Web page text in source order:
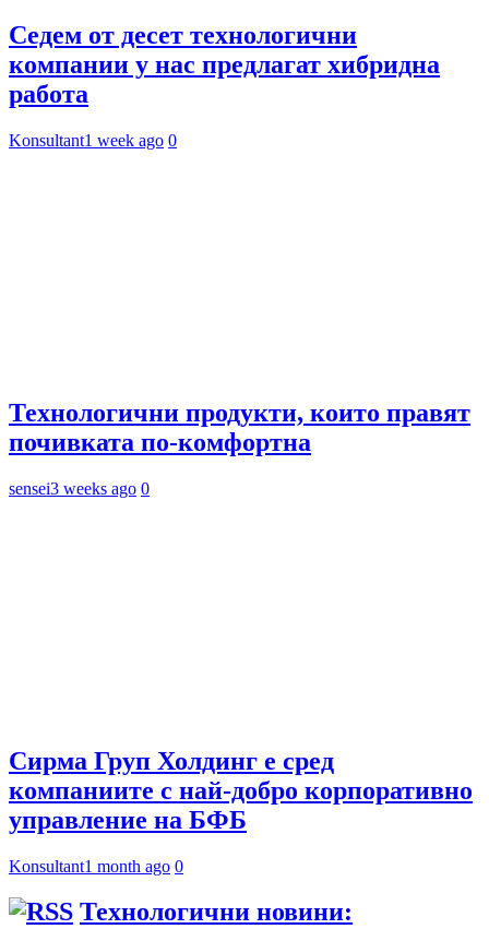
Седем от десет технологични
компании у нас предлагат хибридна
работа
Konsultant1 week ago 0
Технологични продукти, които правят
почивката по-комфортна
sensei3 weeks ago 0
Сирма Груп Холдинг е сред
компаниите с най-добро корпоративно
управление на БФБ
Konsultant1 month ago 0
Технологични новини: